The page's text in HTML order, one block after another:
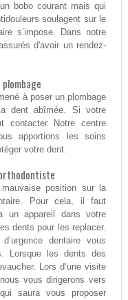
bobo courant mais qui
soulagent sur le
s’impose. Dans notre
d'avoir un rendez-
à poser un plombage
dent abîmée. Si votre
contacter Notre centre
apportions les soins
votre dent.
position sur la
Pour cela, il faut
un appareil dans votre
dents pour les replacer.
dentaire vous
Lorsque les dents des
Lors d’une visite
vous dirigerons vers
saura vous proposer